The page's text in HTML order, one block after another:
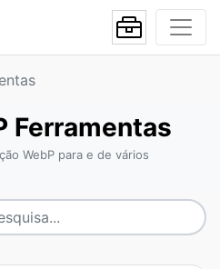
Ferramentas
WebP para e de vários